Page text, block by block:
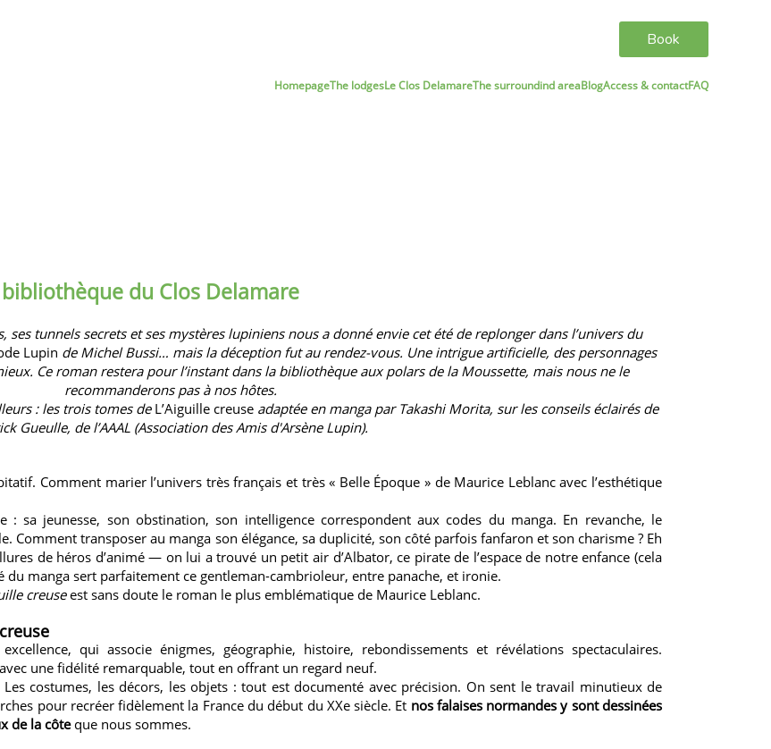
Book
HomepageThe lodgesLe Clos DelamareThe surroundind areaBlogAccess & contactFAQ
du Clos Delamare
ses tunnels secrets et ses mystères lupiniensnous a donné envie cet été de replonger dans l’univers du
Lupin de Michel Bussi… mais la déception fut au rendez-vous. Une intrigue artificielle, des personnages
Ce roman restera pour l’instant dans la bibliothèque aux polars de la Moussette, mais nous ne le
recommanderons pas à nos hôtes.
: les trois tomes de L’Aiguille creuse adaptée en manga par Takashi Morita, sur les conseils éclairés de
Gueulle, de l’AAAL (Association des Amis d'Arsène Lupin).
Comment marier l’univers très français et très « Belle Époque » de Maurice Leblanc avec l’esthétique
: sa jeunesse, son obstination, son intelligence correspondent aux codes du manga. En revanche, le
Comment transposer au manga son élégance, sa duplicité, son côté parfois fanfaron et son charisme ? Eh
de héros d’animé — on lui a trouvé un petit air d’Albator, ce pirate de l’espace de notre enfance (cela
manga sert parfaitement ce gentleman-cambrioleur, entre panache, et ironie.
creuseest sans doute le roman le plus emblématique de Maurice Leblanc.
qui associe énigmes, géographie, histoire, rebondissements et révélations spectaculaires.
une fidélité remarquable, tout en offrant un regard neuf.
Les costumes, les décors, les objets : tout est documenté avec précision. On sent le travail minutieux de
pour recréer fidèlement la France du début du XXe siècle. Et nos falaises normandes y sont dessinées
de la côteque nous sommes.